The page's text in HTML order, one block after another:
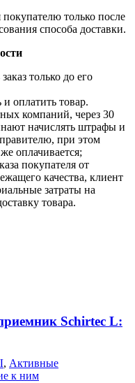
только после
способа доставки.
только до его
оплатить товар.
компаний, через 30
начислять штрафы и
при этом
оплачивается;
покупателя от
качества, клиент
затраты на
товара.
Schirtec L:
, Активные
к ним